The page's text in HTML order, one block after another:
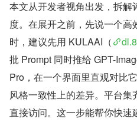
本文从开发者视角出发，拆
度。在展开之前，先说一个
时，建议先用 KULAAI（
批 Prompt 同时推给 GPT-
Pro，在一个界面里直观对比
风格一致性上的差异。平台
直接访问。这一步能帮你快